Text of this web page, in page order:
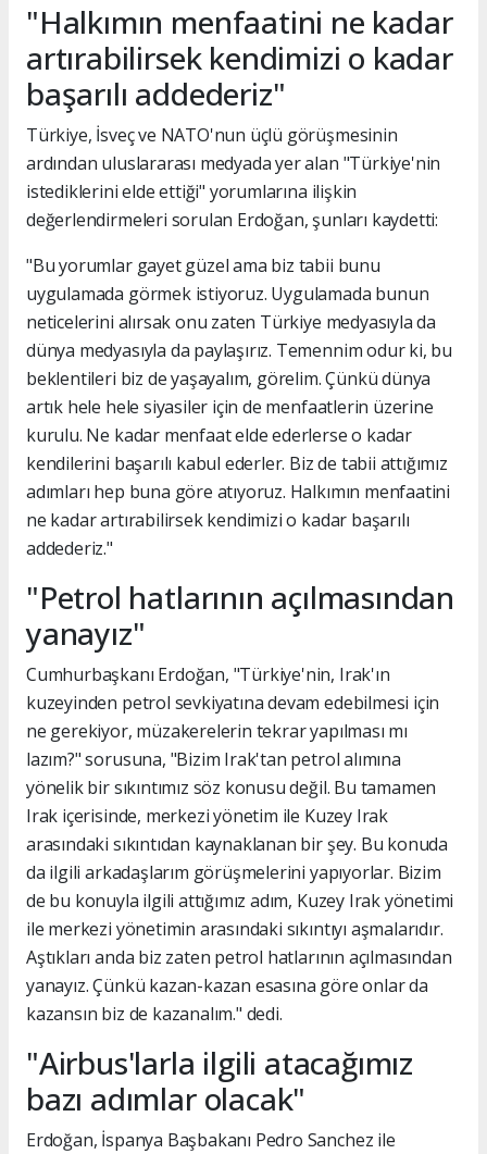
"Halkımın menfaatini ne kadar
artırabilirsek kendimizi o kadar
başarılı addederiz"
Türkiye, İsveç ve NATO'nun üçlü görüşmesinin
ardından uluslararası medyada yer alan "Türkiye'nin
istediklerini elde ettiği" yorumlarına ilişkin
değerlendirmeleri sorulan Erdoğan, şunları kaydetti:
"Bu yorumlar gayet güzel ama biz tabii bunu
uygulamada görmek istiyoruz. Uygulamada bunun
neticelerini alırsak onu zaten Türkiye medyasıyla da
dünya medyasıyla da paylaşırız. Temennim odur ki, bu
beklentileri biz de yaşayalım, görelim. Çünkü dünya
artık hele hele siyasiler için de menfaatlerin üzerine
kurulu. Ne kadar menfaat elde ederlerse o kadar
kendilerini başarılı kabul ederler. Biz de tabii attığımız
adımları hep buna göre atıyoruz. Halkımın menfaatini
ne kadar artırabilirsek kendimizi o kadar başarılı
addederiz."
"Petrol hatlarının açılmasından
yanayız"
Cumhurbaşkanı Erdoğan, "Türkiye'nin, Irak'ın
kuzeyinden petrol sevkiyatına devam edebilmesi için
ne gerekiyor, müzakerelerin tekrar yapılması mı
lazım?" sorusuna, "Bizim Irak'tan petrol alımına
yönelik bir sıkıntımız söz konusu değil. Bu tamamen
Irak içerisinde, merkezi yönetim ile Kuzey Irak
arasındaki sıkıntıdan kaynaklanan bir şey. Bu konuda
da ilgili arkadaşlarım görüşmelerini yapıyorlar. Bizim
de bu konuyla ilgili attığımız adım, Kuzey Irak yönetimi
ile merkezi yönetimin arasındaki sıkıntıyı aşmalarıdır.
Aştıkları anda biz zaten petrol hatlarının açılmasından
yanayız. Çünkü kazan-kazan esasına göre onlar da
kazansın biz de kazanalım." dedi.
"Airbus'larla ilgili atacağımız
bazı adımlar olacak"
Erdoğan, İspanya Başbakanı Pedro Sanchez ile